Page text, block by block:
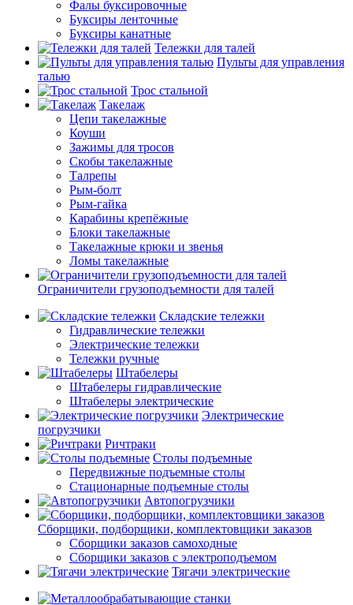
Фалы буксировочные
Буксиры ленточные
Буксиры канатные
Тележки для талей
Пульты для управления
талью
Трос стальной
Такелаж
Цепи такелажные
Коуши
Зажимы для тросов
Скобы такелажные
Талрепы
Рым-болт
Рым-гайка
Карабины крепёжные
Блоки такелажные
Такелажные крюки и звенья
Ломы такелажные
Ограничители грузоподъемности для талей
Складские тележки
Гидравлические тележки
Электрические тележки
Тележки ручные
Штабелеры
Штабелеры гидравлические
Штабелеры электрические
Электрические
погрузчики
Ричтраки
Столы подъемные
Передвижные подъемные столы
Стационарные подъемные столы
Автопогрузчики
Сборщики, подборщики, комплектовщики заказов
Сборщики заказов самоходные
Сборщики заказов с электроподъемом
Тягачи электрические